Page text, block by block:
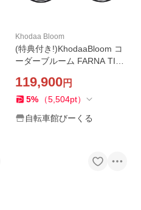
Khodaa Bloom
(特典付き!)KhodaaBloom コ
ーダーブルーム FARNA TIA
ットメテオブルー 20Speed
ロードバイク
119,900円
5% （5,504pt）
自転車館びーくる